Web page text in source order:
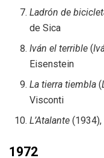
Ladrón de
de Sica
Iván el terrible(
Eisenstein
La tierra tiembla(
Visconti
L’Atalante (1934),
1972